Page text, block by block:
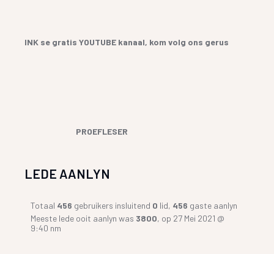
INK se gratis YOUTUBE kanaal, kom volg ons gerus
PROEFLESER
LEDE AANLYN
Totaal 456 gebruikers insluitend 0 lid, 456 gaste aanlyn
Meeste lede ooit aanlyn was 3800, op 27 Mei 2021 @
9:40 nm